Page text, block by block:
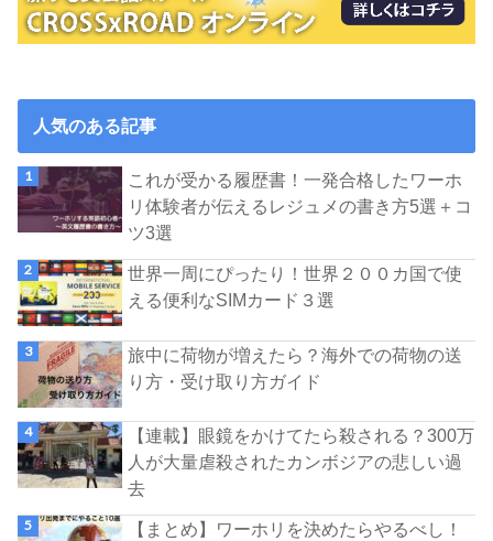
人気のある記事
これが受かる履歴書！一発合格したワーホ
リ体験者が伝えるレジュメの書き方5選＋コ
ツ3選
世界一周にぴったり！世界２００カ国で使
える便利なSIMカード３選
旅中に荷物が増えたら？海外での荷物の送
り方・受け取り方ガイド
【連載】眼鏡をかけてたら殺される？300万
人が大量虐殺されたカンボジアの悲しい過
去
【まとめ】ワーホリを決めたらやるべし！